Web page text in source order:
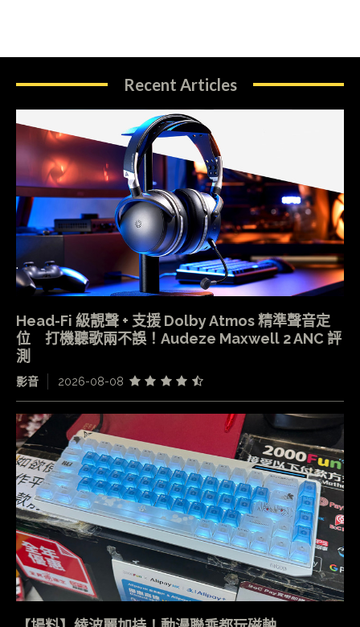
Recent Articles
Head-Fi 級靚聲 + 支援 Dolby Atmos 精準聲音定
位 打機聽歌兩不誤！Audeze Maxwell 2 ANC 評
測
影音 2026-08-08